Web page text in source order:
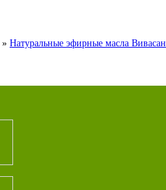
» Натуральные эфирные масла Вивасан